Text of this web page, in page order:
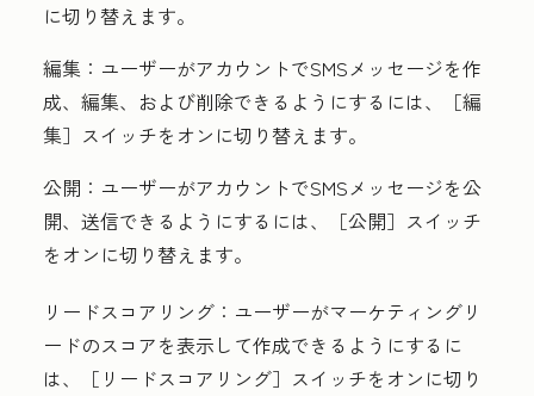
に切り替えます。
編集 ： ユーザーがアカウントでSMSメッセージを作
成、編集、および削除できるようにするには、［編
集］ スイッチをオンに切り替えます。
公開 ：ユーザーがアカウントでSMSメッセージを公
開、送信できるようにするには、［公開］ スイッチ
をオンに切り替えます。
リードスコアリング ：ユーザーがマーケティングリ
ードのスコアを表示して作成できるようにするに
は、［リードスコアリング］ スイッチをオンに切り